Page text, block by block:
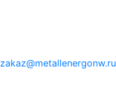
zakaz@metallenergonw.ru